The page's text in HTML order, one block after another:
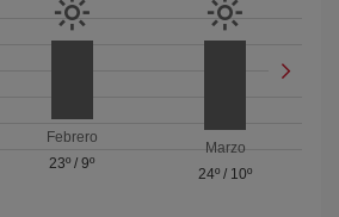
Febrero
23º / 9º
Marzo
24º / 10º